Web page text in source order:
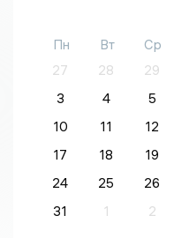
Пн Вт Ср
27
28 29
3
4 5
10
11 12
17
18 19
24
25 26
31
1 2